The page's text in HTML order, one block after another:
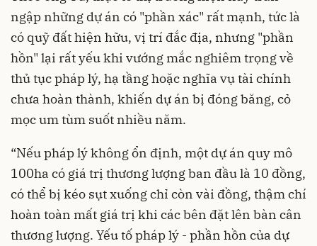
ngập những dự án có "phần xác" rất mạnh, tức là
có quỹ đất hiện hữu, vị trí đắc địa, nhưng "phần
hồn" lại rấtyếu khi vướng mắc nghiêm trọng về
thủ tục pháp lý, hạ tầng hoặc nghĩa vụ tài chính
chưa hoàn thành, khiến dự án bị đóng băng, cỏ
mọc um tùm suốt nhiều năm.
“Nếu pháp lý không ổn định, một dự án quy mô
100ha có giá trị thương lượng ban đầu là 10 đồng,
có thể bị kéo sụt xuống chỉ còn vài đồng, thậm chí
hoàn toàn mất giá trị khi các bên đặt lên bàn cân
thương lượng. Yếu tố pháp lý - phần hồn của dự